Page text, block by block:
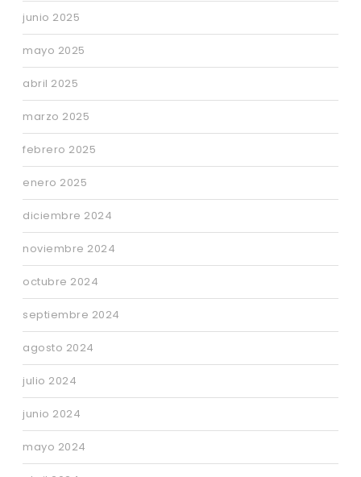
junio 2025
mayo 2025
abril 2025
marzo 2025
febrero 2025
enero 2025
diciembre 2024
noviembre 2024
octubre 2024
septiembre 2024
agosto 2024
julio 2024
junio 2024
mayo 2024